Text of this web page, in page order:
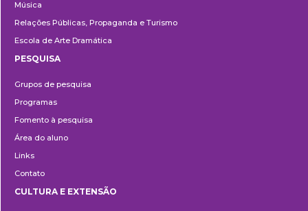
Música
Relações Públicas, Propaganda e Turismo
Escola de Arte Dramática
PESQUISA
Grupos de pesquisa
Programas
Fomento à pesquisa
Área do aluno
Links
Contato
CULTURA E EXTENSÃO